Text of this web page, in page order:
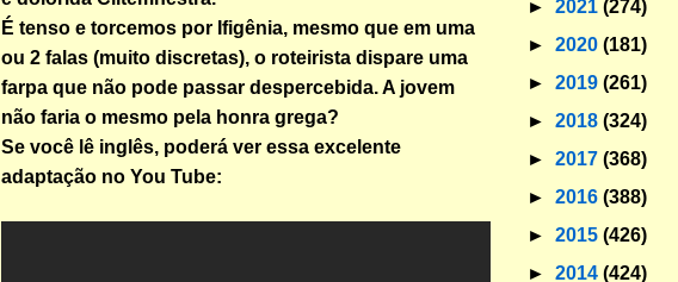
É tenso e torcemos por Ifigênia, mesmo que em uma
ou 2 falas (muito discretas), o roteirista dispare uma
farpa que não pode passar despercebida. A jovem
não faria o mesmo pela honra grega?
Se você lê inglês, poderá ver essa excelente
adaptação no You Tube:
► 2021 (274)
► 2020 (181)
► 2019 (261)
► 2018 (324)
► 2017 (368)
► 2016 (388)
► 2015 (426)
► 2014 (424)